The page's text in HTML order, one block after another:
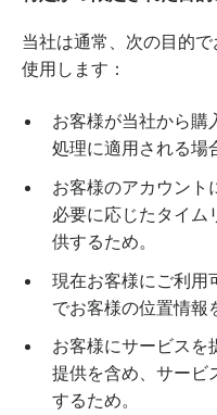
当社は通常、次の目的
使用します：
お客様が当社から購
処理に適用される場
お客様のアカウント
必要に応じたタイム
供するため。
現在お客様にご利用
でお客様の位置情報
お客様にサービスを
提供を含め、サービ
するため。